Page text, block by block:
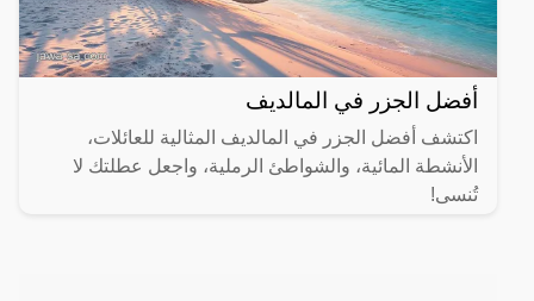
أفضل الجزر في المالديف
اكتشف أفضل الجزر في المالديف المثالية للعائلات،
الأنشطة المائية، والشواطئ الرملية، واجعل عطلتك لا
تُنسى!